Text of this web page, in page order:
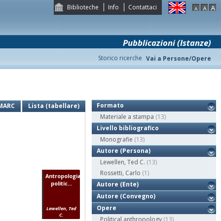
Biblioteche Info Contattaci
Storico ricerche
Pubblicazioni (Istanze)
Vai a Persone/Opere
Lista (tabellare)
Antropologia
politic...
Lewellen, Ted
C.
Formato
Materiale a stampa (13)
Livello bibliografico
Monografie (13)
Autore (Persona)
Lewellen, Ted C. (13)
Rossetti, Carlo (1)
Autore (Ente)
Autore (Convegno)
Opere